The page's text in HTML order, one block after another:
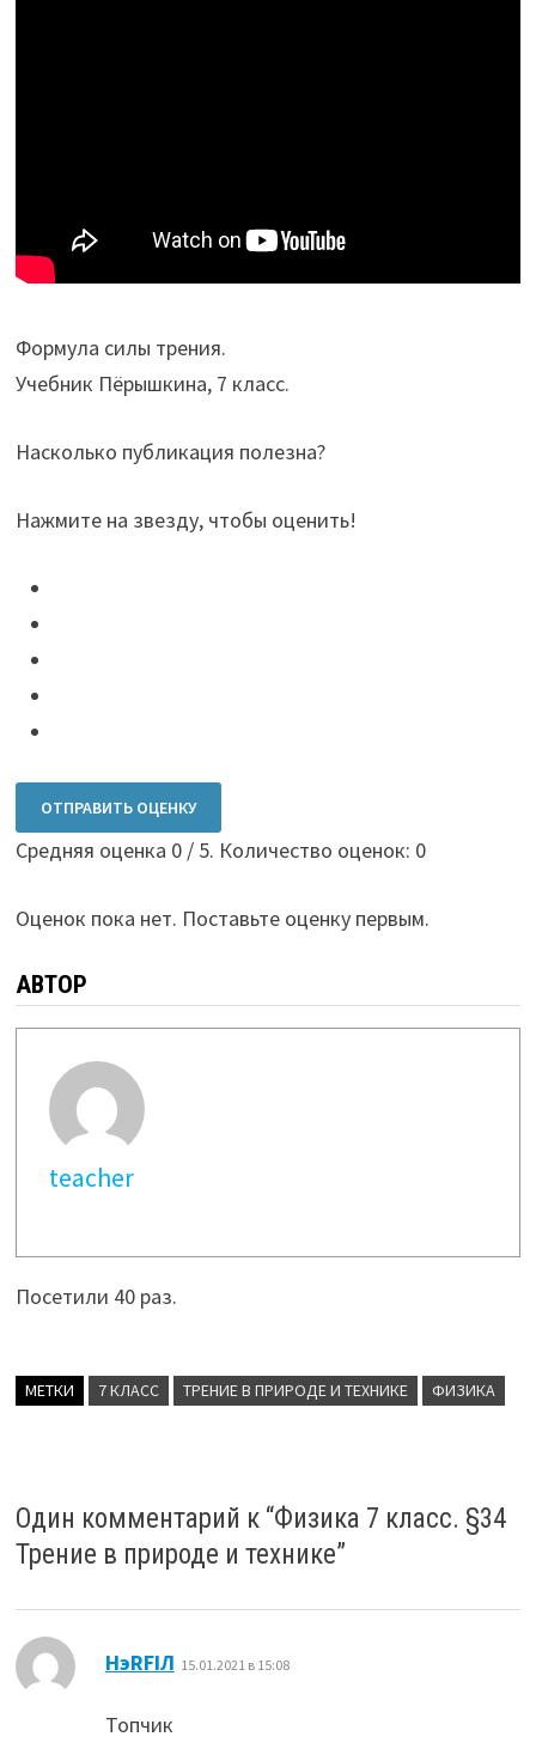
Формула силы трения.
Учебник Пёрышкина, 7 класс.
Насколько публикация полезна?
Нажмите на звезду, чтобы оценить!
ОТПРАВИТЬ ОЦЕНКУ
Средняя оценка 0/ 5. Количество оценок: 0
Оценок пока нет. Поставьте оценку первым.
АВТОР
teacher
Посетили 40 раз.
МЕТКИ 7 КЛАСС ТРЕНИЕ В ПРИРОДЕ И ТЕХНИКЕ ФИЗИКА
Один комментарий к “Физика 7 класс. §34
Трение в природе и технике”
HэRFIЛ 15.01.2021 в 15:08
Топчик